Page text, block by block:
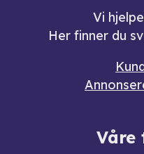
Vi
Her finner du
Våre